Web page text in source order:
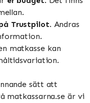
Trustpilot. Andras
matkasse kan
sätt att
matkassarna.se är vi